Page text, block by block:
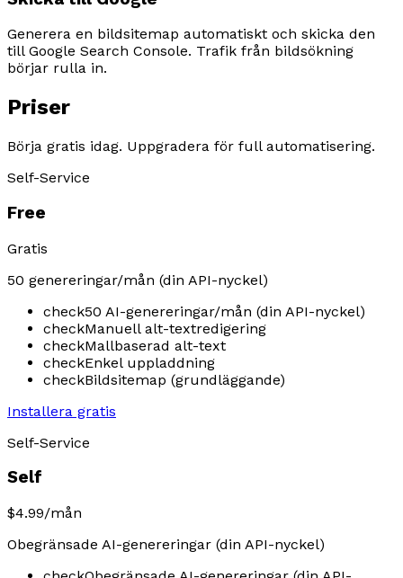
Generera en bildsitemap automatiskt och skicka den
till Google Search Console. Trafik från bildsökning
börjar rulla in.
Priser
Börja gratis idag. Uppgradera för full automatisering.
Self-Service
Free
Gratis
50 genereringar/mån (din API-nyckel)
check50 AI-genereringar/mån (din API-nyckel)
checkManuell alt-textredigering
checkMallbaserad alt-text
checkEnkel uppladdning
checkBildsitemap (grundläggande)
Installera gratis
Self-Service
Self
$4.99/mån
Obegränsade AI-genereringar (din API-nyckel)